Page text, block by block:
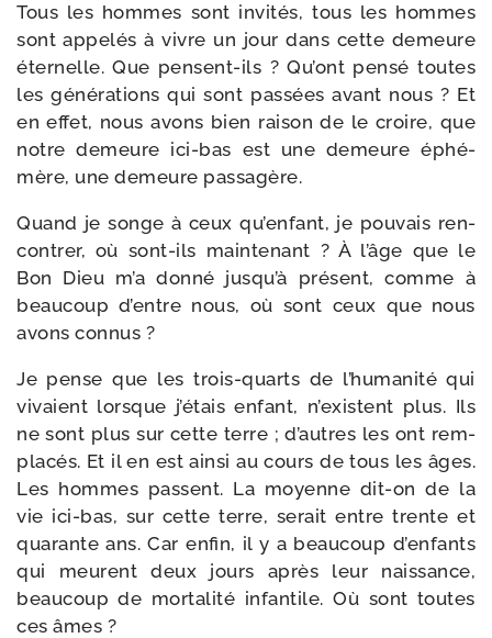
Tous les hommes sont invi­tés, tous les hommes
sont appe­lés à vivre un jour dans cette demeure
éter­nelle. Que pensent-​ils ? Qu’ont pen­sé toutes
les géné­ra­tions qui sont pas­sées avant nous ? Et
en effet, nous avons bien rai­son de le croire, que
notre demeure ici-​bas est une demeure éphé­
mère, une demeure passagère.
Quand je songe à ceux qu’enfant, je pou­vais ren­
con­trer, où sont-​ils main­te­nant ? À l’âge que le
Bon Dieu m’a don­né jusqu’à pré­sent, comme à
beau­coup d’entre nous, où sont ceux que nous
avons connus ?
Je pense que les trois-​quarts de l’humanité qui
vivaient lorsque j’étais enfant, n’existent plus. Ils
ne sont plus sur cette terre ; d’autres les ont rem­
pla­cés. Et il en est ain­si au cours de tous les âges.
Les hommes passent. La moyenne dit-​on de la
vie ici-​bas, sur cette terre, serait entre trente et
qua­rante ans. Car enfin, il y a beau­coup d’enfants
qui meurent deux jours après leur nais­sance,
beau­coup de mor­ta­li­té infan­tile. Où sont toutes
ces âmes ?